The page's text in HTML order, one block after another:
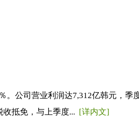
公司营业利润达7,312亿韩元，
抵免，与上季度... [详内文]